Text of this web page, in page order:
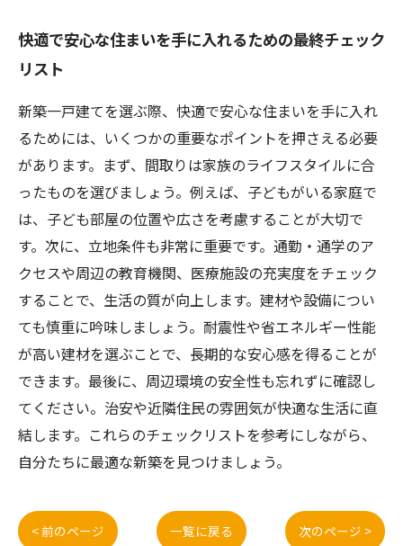
快適で安心な住まいを手に入れるための最終チェック
リスト
新築一戸建てを選ぶ際、快適で安心な住まいを手に入れ
るためには、いくつかの重要なポイントを押さえる必要
があります。まず、間取りは家族のライフスタイルに合
ったものを選びましょう。例えば、子どもがいる家庭で
は、子ども部屋の位置や広さを考慮することが大切で
す。次に、立地条件も非常に重要です。通勤・通学のア
クセスや周辺の教育機関、医療施設の充実度をチェック
することで、生活の質が向上します。建材や設備につい
ても慎重に吟味しましょう。耐震性や省エネルギー性能
が高い建材を選ぶことで、長期的な安心感を得ることが
できます。最後に、周辺環境の安全性も忘れずに確認し
てください。治安や近隣住民の雰囲気が快適な生活に直
結します。これらのチェックリストを参考にしながら、
自分たちに最適な新築を見つけましょう。
< 前のページ 一覧に戻る 次のページ >